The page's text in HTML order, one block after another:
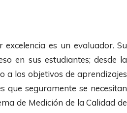
es un evaluador. Su
en sus estudiantes; desde la
a los objetivos de aprendizajes
que seguramente se necesitan
de Medición de la Calidad de